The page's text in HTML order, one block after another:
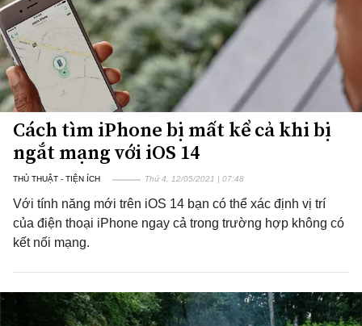
Cách tìm iPhone bị mất kể cả khi bị
ngắt mạng với iOS 14
THỦ THUẬT - TIỆN ÍCH Thứ 4, 12/05/2021 | 07:48
Với tính năng mới trên iOS 14 bạn có thể xác định vị trí
của điện thoại iPhone ngay cả trong trường hợp không có
kết nối mạng.